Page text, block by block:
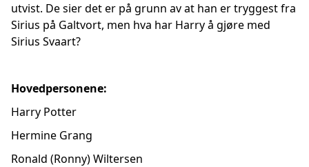
utvist. De sier det er på grunn av at han er tryggest fra
Sirius på Galtvort, men hva har Harry å gjøre med
Sirius Svaart?
Hovedpersonene:
Harry Potter
Hermine Grang
Ronald (Ronny) Wiltersen